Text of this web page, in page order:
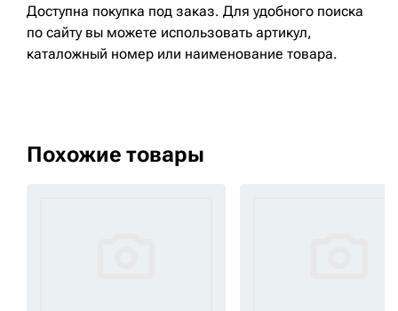
Доступна покупка под заказ. Для удобного поиска
по сайту вы можете использовать артикул,
каталожный номер или наименование товара.
Похожие товары